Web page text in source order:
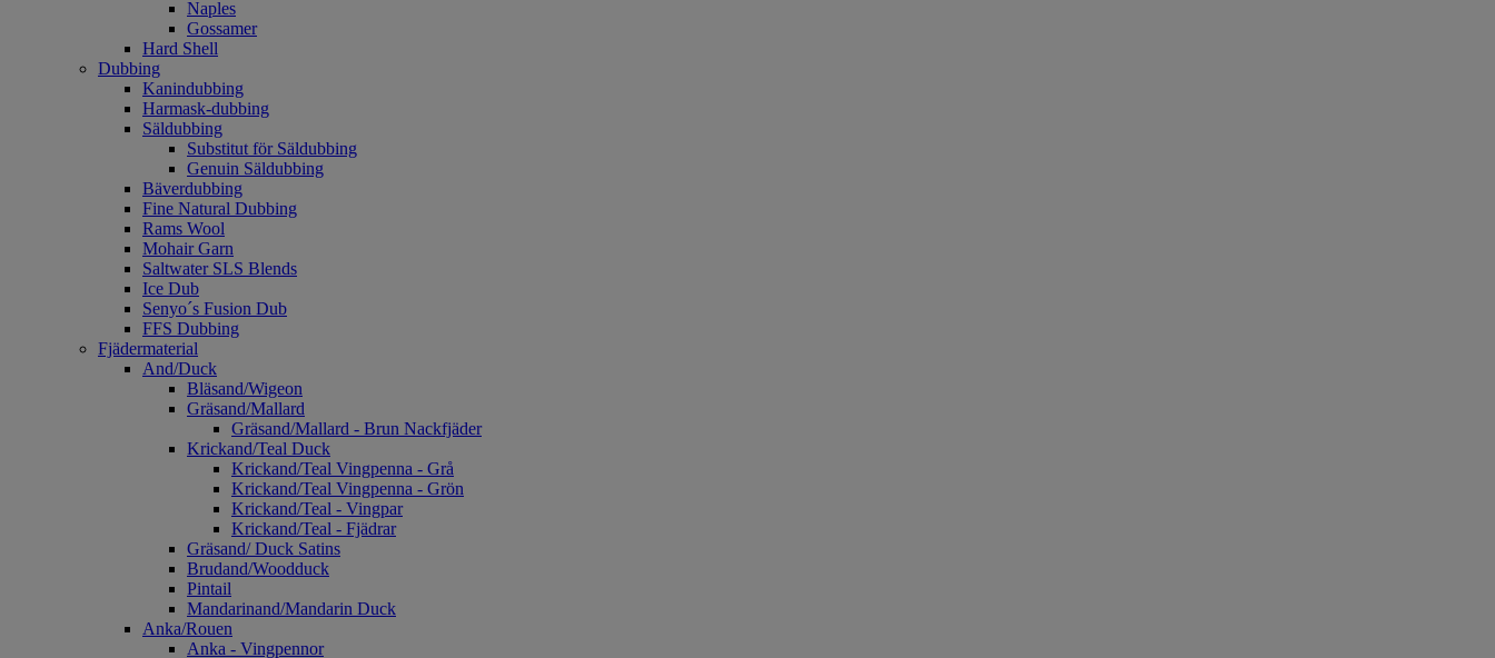
Naples
Gossamer
Hard Shell
Dubbing
Kanindubbing
Harmask-dubbing
Säldubbing
Substitut för Säldubbing
Genuin Säldubbing
Bäverdubbing
Fine Natural Dubbing
Rams Wool
Mohair Garn
Saltwater SLS Blends
Ice Dub
Senyo´s Fusion Dub
FFS Dubbing
Fjädermaterial
And/Duck
Bläsand/Wigeon
Gräsand/Mallard
Gräsand/Mallard - Brun Nackfjäder
Krickand/Teal Duck
Krickand/Teal Vingpenna - Grå
Krickand/Teal Vingpenna - Grön
Krickand/Teal - Vingpar
Krickand/Teal - Fjädrar
Gräsand/ Duck Satins
Brudand/Woodduck
Pintail
Mandarinand/Mandarin Duck
Anka/Rouen
Anka - Vingpennor